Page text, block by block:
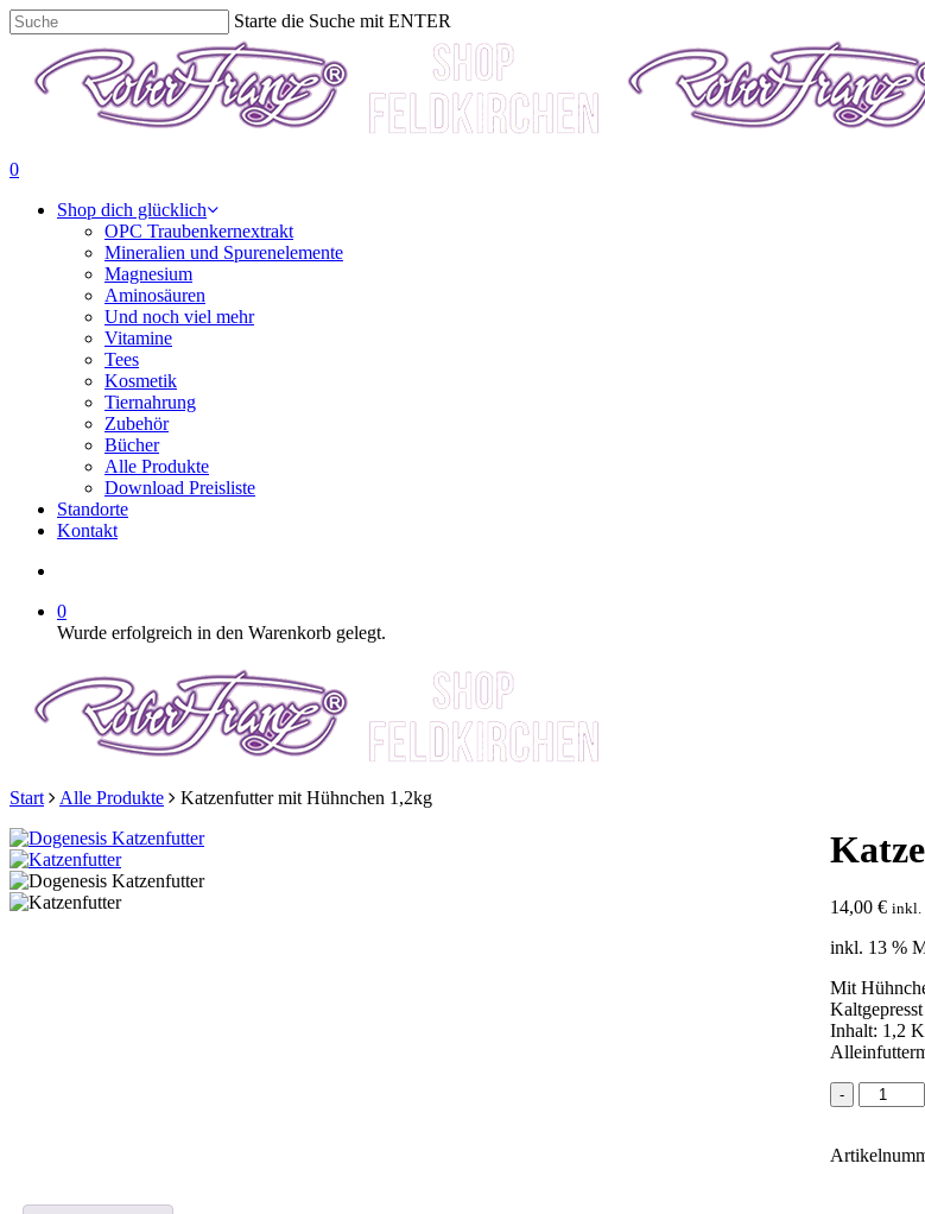
Skip
to
content
Starte die Suche mit ENTER
beenden
SUCHE
0
Shop dich glücklich
OPC Traubenkernextrakt
Mineralien und Spurenelemente
Magnesium
Aminosäuren
Und noch viel mehr
Vitamine
Tees
Kosmetik
Tiernahrung
Zubehör
Bücher
Alle Produkte
Download Preisliste
Standorte
Kontakt
0
Wurde erfolgreich in den Warenkorb gelegt.
Start Alle Produkte Katzenfutter mit Hühnchen 1,2kg
14,00 € inkl.
inkl. 13 %
Mit
Inhalt: 1,2
mit
1,2kg